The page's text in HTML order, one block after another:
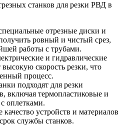
станков для резки РВД в
отрезные диски и
ровный и чистый срез,
работы с трубами.
и гидравлические
скорость резки, что
процесс.
подходят для резки
включая термопластиковые и
оплетками.
устройств и материалов
службы станков.